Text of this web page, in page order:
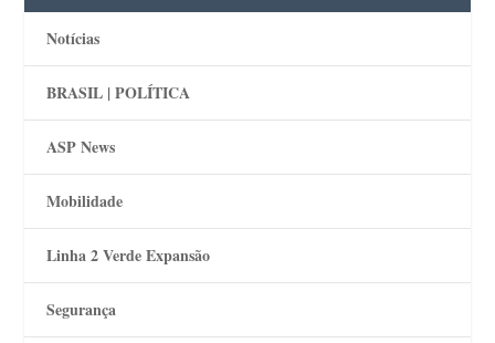
Notícias
BRASIL | POLÍTICA
ASP News
Mobilidade
Linha 2 Verde Expansão
Segurança